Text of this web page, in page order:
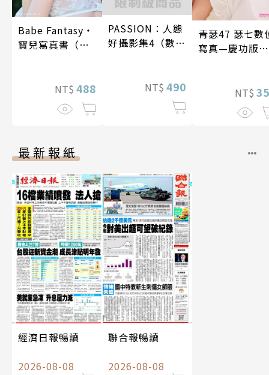
Babe Fantasy‧
寶兒寫真書（加
NT$ 488
PASSION：人態
好攝影集4（數位
NT$ 490
青瑟47 瑟七數
寫真—慶功版
NT$
最新報紙
經濟日報暢讀
2026-08-08
聯合報暢讀
2026-08-08